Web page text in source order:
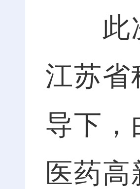
此次
江苏省
导下，
医药